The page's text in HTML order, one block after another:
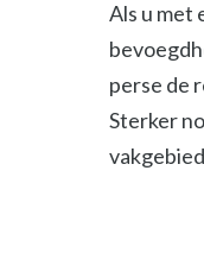
Als u met
perse de
Sterker